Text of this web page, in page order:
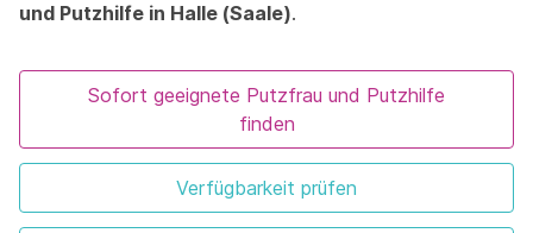
und Putzhilfe in Halle (Saale).
Sofort geeignete Putzfrau und Putzhilfe
finden
Verfügbarkeit prüfen